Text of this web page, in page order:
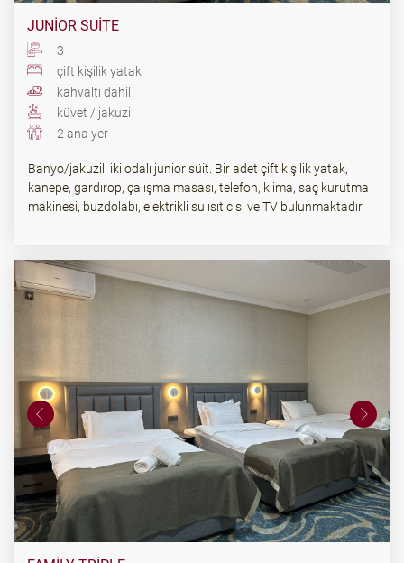
JUNIOR SUITE
3
çift ​​kişilik yatak
kahvaltı dahil
küvet / jakuzi
2 ana yer
Banyo/jakuzili iki odalı junior süit. Bir adet çift kişilik yatak,
kanepe, gardırop, çalışma masası, telefon, klima, saç kurutma
makinesi, buzdolabı, elektrikli su ısıtıcısı ve TV bulunmaktadır.